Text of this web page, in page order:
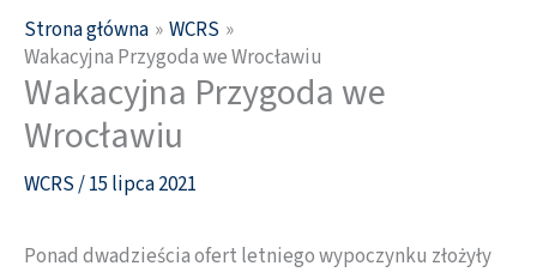
Strona główna
WCRS
Wakacyjna Przygoda we Wrocławiu
Wakacyjna Przygoda we
Wrocławiu
WCRS/15 lipca 2021
Ponad dwadzieścia ofert letniego wypoczynku złożyły